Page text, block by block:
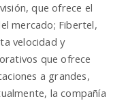
que ofrece el
mercado; Fibertel,
velocidad y
que ofrece
a grandes,
la compañía